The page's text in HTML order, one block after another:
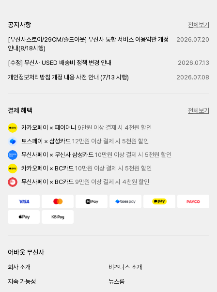
공지사항
전체보기
[무신사스토어/29CM/솔드아웃] 무신사 통합 서비스 이용약관 개정
안내(8/18시행)
2026.07.20
[수정] 무신사 USED 배송비 정책 변경 안내
2026.07.13
개인정보처리방침 개정 내용 사전 안내 (7/13 시행)
2026.07.08
결제 혜택 전체보기
카카오페이 × 페이머니 9만원 이상 결제 시 4천원 할인
토스페이 × 삼성카드 12만원 이상 결제 시 5천원 할인
무신사페이 × 무신사 삼성카드 10만원 이상 결제 시 5천원 할인
카카오페이 × BC카드 10만원 이상 결제 시 5천원 할인
무신사페이 × BC카드 9만원 이상 결제 시 4천원 할인
어바웃 무신사
회사 소개
비즈니스 소개
지속 가능성
뉴스룸